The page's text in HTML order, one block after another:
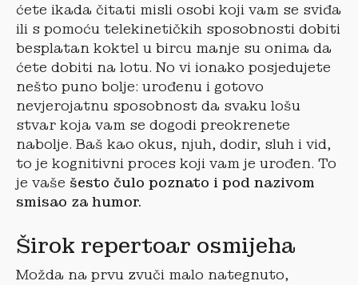
ćete ikada čitati misli osobi koji vam se sviđa
ili s pomoću telekinetičkih sposobnosti dobiti
besplatan koktel u bircu manje su onima da
ćete dobiti na lotu. No vi ionako posjedujete
nešto puno bolje: urođenu i gotovo
nevjerojatnu sposobnost da svaku lošu
stvar koja vam se dogodi preokrenete
nabolje. Baš kao okus, njuh, dodir, sluh i vid,
to je kognitivni proces koji vam je urođen. To
je vaše šesto čulo poznato i pod nazivom
smisao za humor.
Širok repertoar osmijeha
Možda na prvu zvuči malo nategnuto,